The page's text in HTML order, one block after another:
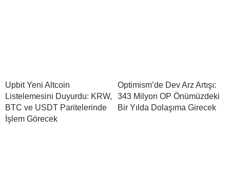
Upbit Yeni Altcoin
Listelemesini Duyurdu: KRW,
BTC ve USDT Paritelerinde
İşlem Görecek
Optimism’de Dev Arz Artışı:
343 Milyon OP Önümüzdeki
Bir Yılda Dolaşıma Girecek